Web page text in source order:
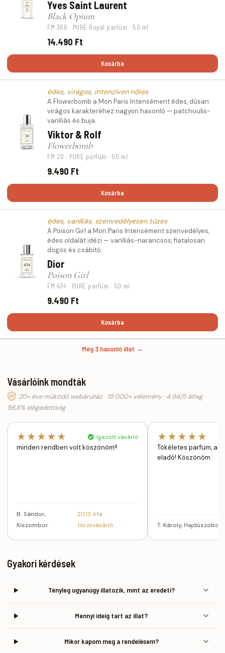
Yves Saint Laurent
Black Opium
FM 366 · PURE Royal parfüm · 50 ml
14.490 Ft
Kosárba
édes, virágos, intenzíven nőies
A Flowerbomb a Mon Paris Intensément édes, dúsan
virágos karakteréhez nagyon hasonló — patchoulis-
vaníliás és buja.
Viktor & Rolf
Flowerbomb
FM 20 · PURE parfüm · 50 ml
9.490 Ft
Kosárba
édes, vaníliás, szenvedélyesen tüzes
A Poison Girl a Mon Paris Intensément szenvedélyes,
édes oldalát idézi — vaníliás-narancsos, fiatalosan
dögös és csábító.
Dior
Poison Girl
FM 434 · PURE parfüm · 50 ml
9.490 Ft
Kosárba
Még 3 hasonló illat →
Vásárlóink mondták
20+ éve működő webáruház · 19 000+ vélemény · 4.94/5 átlag ·
98,8% elégedettség
★★★★★ Igazolt vásárló
minden rendben volt köszönöm!!
B. Sándor,
Kiszombor
2013 óta
törzsvásárló
★★★★★
Tökéletes parfüm, a
eladó! Köszönöm
T. Károly,
Gyakori kérdések
Tényleg ugyanúgy illatozik, mint az eredeti?
Mennyi ideig tart az illat?
Mikor kapom meg a rendelésem?